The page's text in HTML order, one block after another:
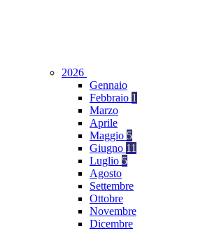
2026
Gennaio
Febbraio 1
Marzo
Aprile
Maggio 5
Giugno 11
Luglio 5
Agosto
Settembre
Ottobre
Novembre
Dicembre